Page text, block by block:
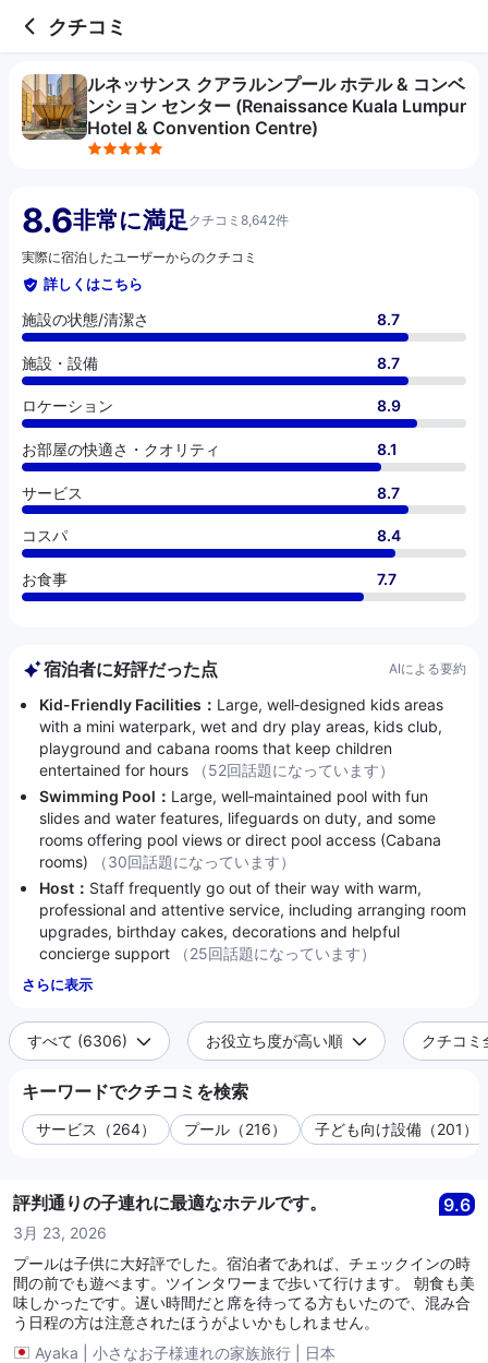
クチコミ
ルネッサンス クアラルンプール ホテル & コンベ
ンション センター (Renaissance Kuala Lumpur
Hotel & Convention Centre)
8.6非常に満足 クチコミ8,642件
実際に宿泊したユーザーからのクチコミ
詳しくはこちら
施設の状態/清潔さ 8.7
施設・設備 8.7
ロケーション 8.9
お部屋の快適さ・クオリティ 8.1
サービス 8.7
コスパ 8.4
お食事 7.7
宿泊者に好評だった点 AIによる要約
Kid-Friendly Facilities： Large, well‑designed kids areas
with a mini waterpark, wet and dry play areas, kids club,
playground and cabana rooms that keep children
entertained for hours
（52回話題になっています）
Swimming Pool： Large, well‑maintained pool with fun
slides and water features, lifeguards on duty, and some
rooms offering pool views or direct pool access (Cabana
rooms)
（30回話題になっています）
Host： Staff frequently go out of their way with warm,
professional and attentive service, including arranging room
upgrades, birthday cakes, decorations and helpful
concierge support
（25回話題になっています）
さらに表示
すべて (6306) お役立ち度が高い順 クチコ
キーワードでクチコミを検索
サービス（264） プール（216） 子ども向け設備（201）
評判通りの子連れに最適なホテルです。 9.6
3月 23, 2026
プールは子供に大好評でした。宿泊者であれば、チェックインの時
間の前でも遊べます。ツインタワーまで歩いて行けます。 朝食も美
味しかったです。遅い時間だと席を待ってる方もいたので、混み合
う日程の方は注意されたほうがよいかもしれません。
Ayaka
小さなお子様連れの家族旅行
日本